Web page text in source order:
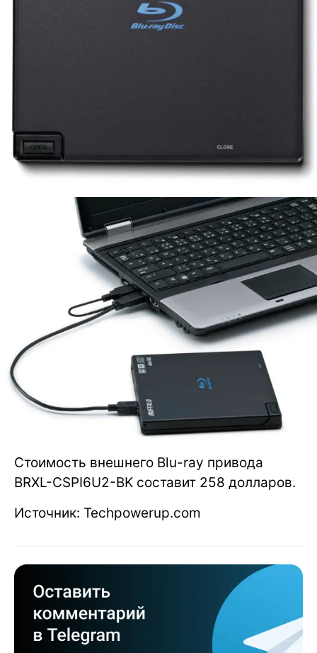
Стоимость внешнего Blu-ray привода
BRXL-CSPI6U2-BK составит 258 долларов.
Источник: Techpowerup.com